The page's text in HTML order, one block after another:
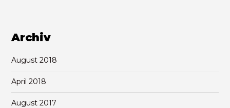
Archiv
August 2018
April 2018
August 2017